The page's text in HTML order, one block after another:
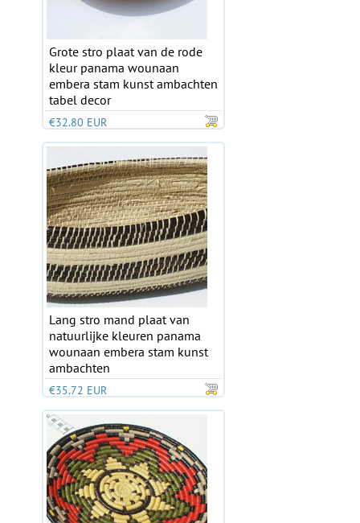
Grote stro plaat van de rode
kleur panama wounaan
embera stam kunst ambachten
tabel decor
€32.80 EUR
Lang stro mand plaat van
natuurlijke kleuren panama
wounaan embera stam kunst
ambachten
€35.72 EUR